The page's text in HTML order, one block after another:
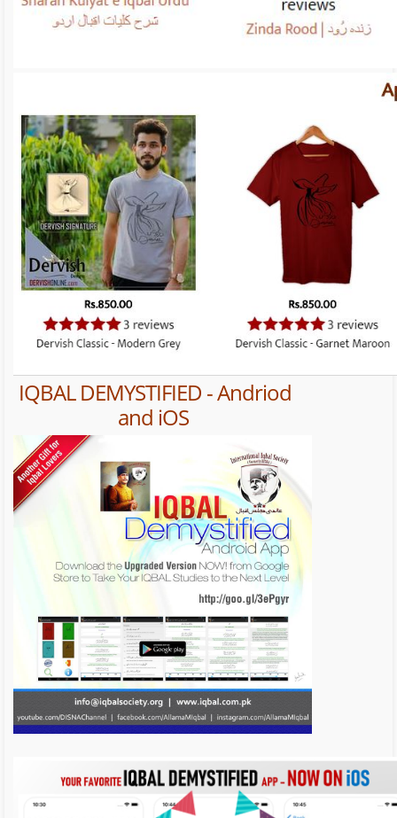
IQBAL DEMYSTIFIED - Andriod
and iOS